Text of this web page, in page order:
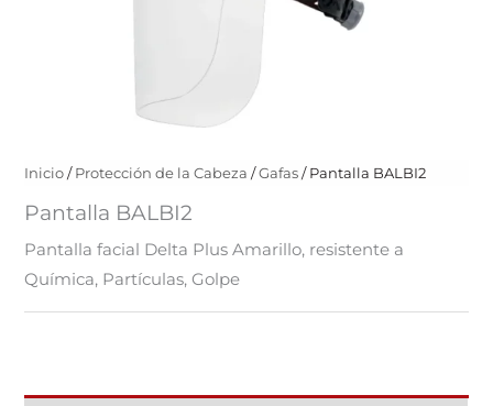
Inicio/Protección de la Cabeza /Gafas/ Pantalla BALBI2
Pantalla BALBI2
Pantalla facial Delta Plus Amarillo, resistente a
Química, Partículas, Golpe